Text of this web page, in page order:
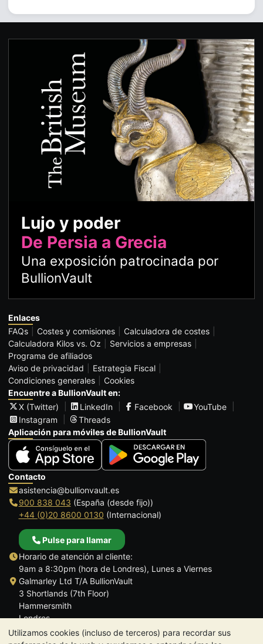
Utilizamos cookies (incluso de terceros) para recordar sus
Lujo y poder
De Persia a Grecia
Una exposición patrocinada por
BullionVault
Enlaces
FAQs
Costes y comisiones
Calculadora de costes
Calculadora Kilos vs. Oz
Servicios a empresas
Programa de afiliados
Aviso de privacidad
Estrategia Fiscal
Condiciones generales
Cookies
Encuentre a BullionVault en:
X (Twitter)
LinkedIn Facebook
YouTube
Instagram
Threads
Aplicación para móviles de BullionVault
Contacto
asistencia@bullionvault.es
900 838 043 (España (desde fijo))
+44 (0)20 8600 0130 (Internacional)
Pulse para llamar
Horario de atención al cliente:
9am a 8:30pm (hora de Londres), Lunes a Viernes
Galmarley Ltd T/A BullionVault
3 Shortlands (7th Floor)
Hammersmith
Londres
W6 8DA